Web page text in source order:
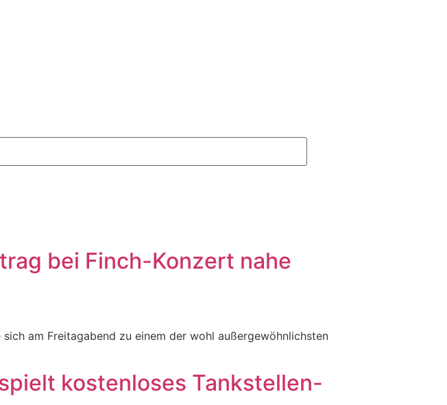
bei Finch-Konzert nahe
am Freitagabend zu einem der wohl außergewöhnlichsten
kostenloses Tankstellen-